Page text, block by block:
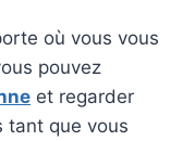
où vous vous
pouvez
et regarder
tant que vous